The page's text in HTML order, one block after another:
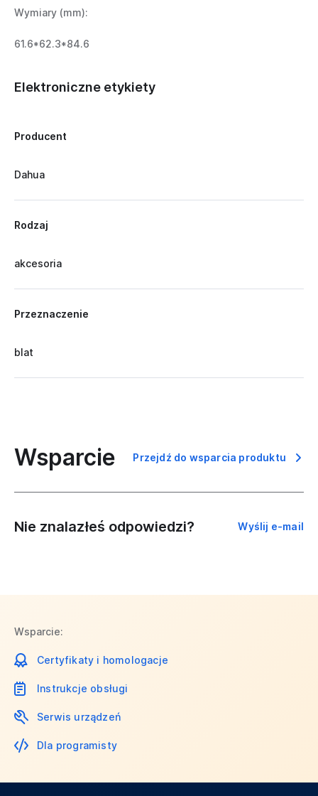
Wymiary (mm):
61.6*62.3*84.6
Elektroniczne etykiety
Producent
Dahua
Rodzaj
akcesoria
Przeznaczenie
blat
Wsparcie Przejdź do wsparcia produktu
Nie znalazłeś odpowiedzi? Wyślij e-mail
Wsparcie:
Certyfikaty i homologacje
Instrukcje obsługi
Serwis urządzeń
Dla programisty